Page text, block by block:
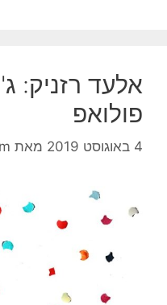
אלעד רזניק:
פולואפ
4 באוגוסט 2019 מאת